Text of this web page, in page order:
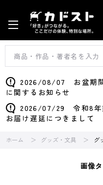
2026/08/07 お盆期間
に関するお知らせ
2026/07/29 令和8年
お届け遅延につきまして
ホーム グッズ・文具 グ
画像